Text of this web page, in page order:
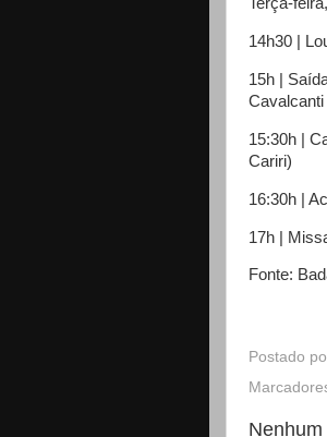
Terça-
14h30 |
15h |
Cavalcanti
15:30h |
Cariri)
16:30h |
17h |
Fonte:
Postado